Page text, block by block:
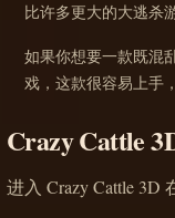
比许多更大的大逃杀
如果你想要一款既混
戏，这款很容易上手
Crazy Cattle
进入 Crazy Cattle 3D